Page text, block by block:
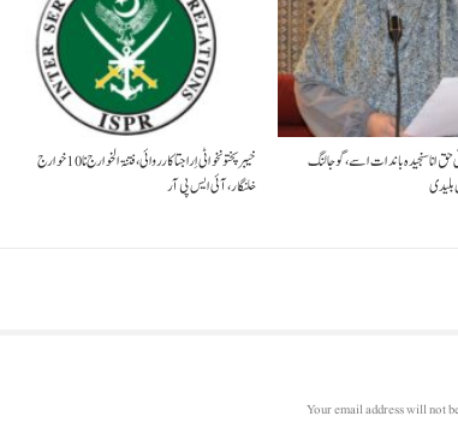
خیبر پختونخوا ٹی اِرا جتا کارروائی، فتنۃ الخوارج نا 10خوارج
خلنگار،آئی ایس پی آر
حق انا سنجیدہ باندات اسے، گوجالنگ
بلیدی
Your email address will not